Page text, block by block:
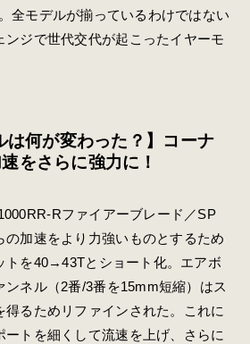
全モデルが揃っているわけではない
ンジで世代交代が起こったイヤーモ
は何が変わった？】コーナ
をさらに強力に！
Rファイアーブレード／SP
の加速をより力強いものとするため
トを40→43Tとショート化。エアボ
ンネル（2番/3番を15mm短縮）はス
得るためリファインされた。これに
トを細くして流速を上げ、さらに